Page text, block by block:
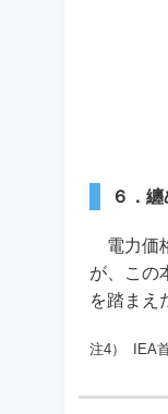
６．纏
電力価
が、この
を踏まえ
注4） IEA